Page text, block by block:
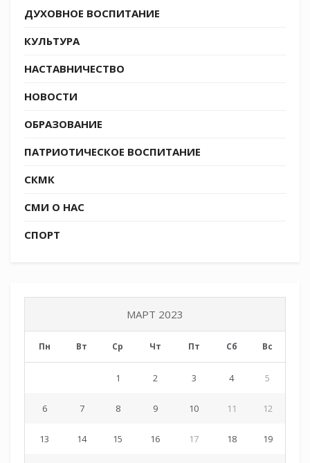
ДУХОВНОЕ ВОСПИТАНИЕ
КУЛЬТУРА
НАСТАВНИЧЕСТВО
НОВОСТИ
ОБРАЗОВАНИЕ
ПАТРИОТИЧЕСКОЕ ВОСПИТАНИЕ
СКМК
СМИ О НАС
СПОРТ
МАРТ 2023
Пн Вт Ср Чт Пт Сб Вс
1 2 3 4 5
6 7 8 9 10 11 12
13 14 15 16 17 18 19